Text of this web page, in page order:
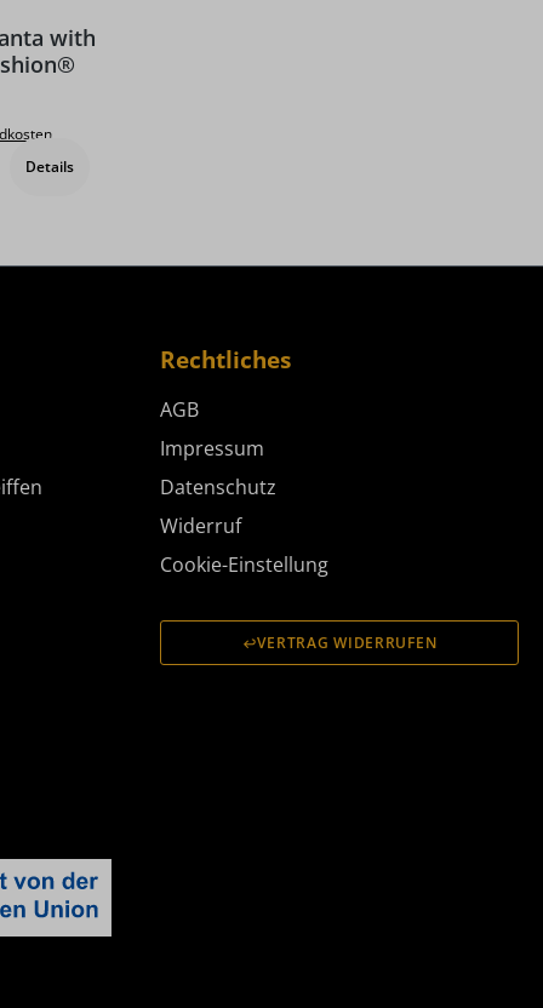
with
Details
Rechtliches
AGB
Impressum
Datenschutz
Widerruf
Cookie-Einstellung
VERTRAG WIDERRUFEN